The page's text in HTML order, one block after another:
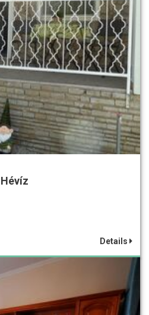
Details